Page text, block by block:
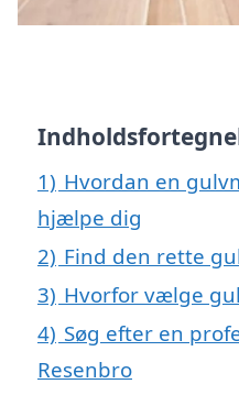
1) Hvordan en
hjælpe dig
2) Find den rette
3) Hvorfor vælge
4) Søg efter en
Resenbro